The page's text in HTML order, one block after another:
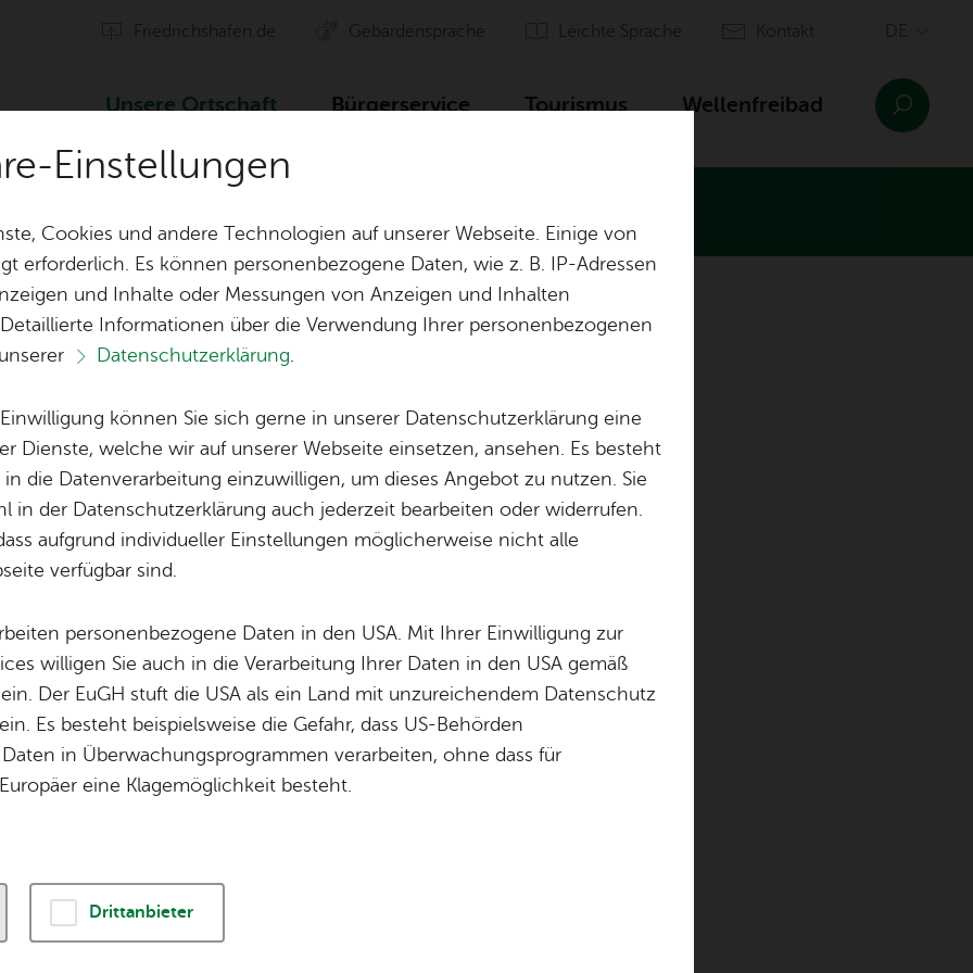
Fried­richs­ha­fen.de Ge­bär­den­spra­che Leich­te Spra­che Kon­takt
Un­se­re Ort­schaft Bür­ger­ser­vice Tou­ris­mus Wel­len­frei­bad
Orts­vor­ste­her & Ort­schafts­rat
Lo­ka­le Agen­da
Ak­ti­on Ge­mein­sinn Ai­lin­gen
Bil­der
Vor­le­sen
Ver­an­stal­tun­gen
wich­ti­gen Ver­an­stal­tun­gen der Ort­schaft Ai­lin­gen. Alle wei­te­ren
Sie im
Ver­an­stal­tungs­ka­len­der der Stadt Fried­richs­ha­fen
Erweiterte Suche
Ver­an­stal­tungs­lis­te dru­cken Fil­ter lö­schen
& Fa­mi­lie,Se­nio­ren
Einstellungen
Cookies und andere Technologien auf unserer Webseite. Einige von
erforderlich. Es können personenbezogene Daten, wie z. B. IP-Adressen
und Inhalte oder Messungen von Anzeigen und Inhalten
Informationen über die Verwendung Ihrer personenbezogenen
Datenschutzerklärung.
können Sie sich gerne in unserer Datenschutzerklärung eine
Dienste, welche wir auf unserer Webseite einsetzen, ansehen. Es besteht
die Datenverarbeitung einzuwilligen, um dieses Angebot zu nutzen. Sie
in der Datenschutzerklärung auch jederzeit bearbeiten oder widerrufen.
aufgrund individueller Einstellungen möglicherweise nicht alle
verfügbar sind.
personenbezogene Daten in den USA. Mit Ihrer Einwilligung zur
willigen Sie auch in die Verarbeitung Ihrer Daten in den USA gemäß
ein. Der EuGH stuft die USA als ein Land mit unzureichendem Datenschutz
Es besteht beispielsweise die Gefahr, dass US-Behörden
in Überwachungsprogrammen verarbeiten, ohne dass für
eine Klagemöglichkeit besteht.
Drittanbieter